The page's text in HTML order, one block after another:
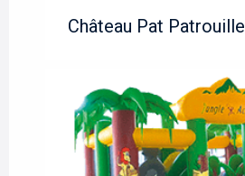
Château Pat Patrouille